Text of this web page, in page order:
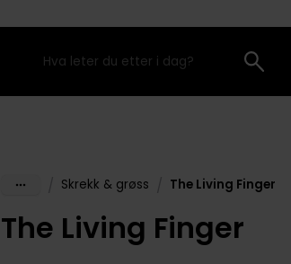
Skrekk & grøss The Living Finger
The Living Finger